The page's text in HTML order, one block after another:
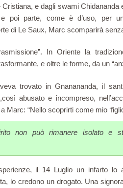
e dagli swami
e poi parte, come è d’uso, per
di Le Saux, Marc scomparirà
In Oriente la
e oltre le forme, da un
trovato in Gnanananda, il
abusato e incompreso,
Marc: “Nello scoprirti come mio
non può rimanere isolato e
il 14 Luglio un infarto lo
lo credono un drogato. Una